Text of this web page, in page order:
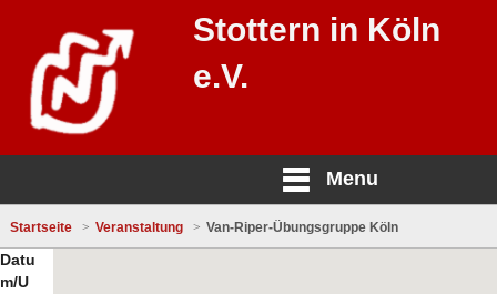
Stottern in Köln
e.V.
Menu
Startseite Veranstaltung Van-Riper-Übungsgruppe Köln
Datu
m/U